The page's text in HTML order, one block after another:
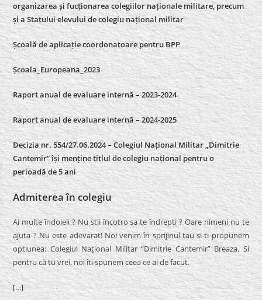
organizarea și fucționarea colegiilor naționale militare, precum
și a Statului elevului de colegiu național militar
Școală de aplicație coordonatoare pentru BPP
Școala_Europeana_2023
Raport anual de evaluare internă – 2023-2024
Raport anual de evaluare internă –2024-2025
Decizia nr. 554/27.06.2024 – Colegiul Național Militar „Dimitrie
Cantemir” își menține titlul de colegiu național pentru o
perioadă de 5 ani
Admiterea în colegiu
Ai multe îndoieli ? Nu stii încotro sa te îndrepti ? Oare nimeni nu te
ajuta ? Nu este adevarat! Noi venim în sprijinul tau si-ti propunem
optiunea: Colegiul Naţional Militar “Dimitrie Cantemir” Breaza. Si
pentru că tu vrei, noi îti spunem ceea ce ai de facut.
[…]